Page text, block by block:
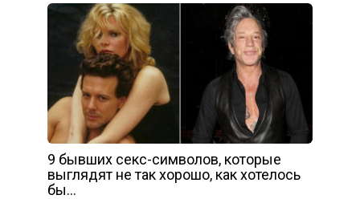
9 бывших секс-символов, которые
выглядят не так хорошо, как хотелось
бы…